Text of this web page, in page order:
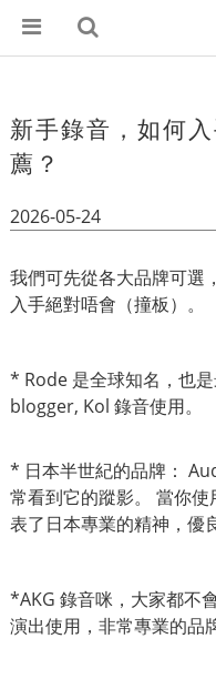
新手錄音，如何
薦？
2026-05-24
我們可先從各大品牌可選
入手絕對唔會（撞板）。
* Rode 是全球知名，也
blogger, Kol 錄音使用。
* 日本半世紀的品牌：
常看到它的蹤影。 當你
表了日本專業的精神，優
*AKG 錄音咪，大家都不
演出使用，非常專業的品